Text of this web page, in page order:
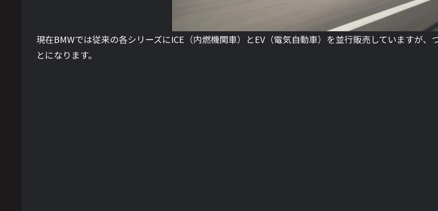
現在BMWでは従来の各シリーズにICE（内燃機関車）とEV（電気自動車）を並行販売していますが、
とになります。